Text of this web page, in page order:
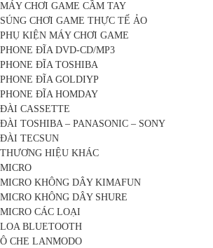
MÁY CHƠI GAME CẦM TAY
SÚNG CHƠI GAME THỰC TẾ ẢO
PHỤ KIỆN MÁY CHƠI GAME
PHONE ĐĨA DVD-CD/MP3
PHONE ĐĨA TOSHIBA
PHONE ĐĨA GOLDIYP
PHONE ĐĨA HOMDAY
ĐÀI CASSETTE
ĐÀI TOSHIBA – PANASONIC – SONY
ĐÀI TECSUN
THƯƠNG HIỆU KHÁC
MICRO
MICRO KHÔNG DÂY KIMAFUN
MICRO KHÔNG DÂY SHURE
MICRO CÁC LOẠI
LOA BLUETOOTH
Ô CHE LANMODO